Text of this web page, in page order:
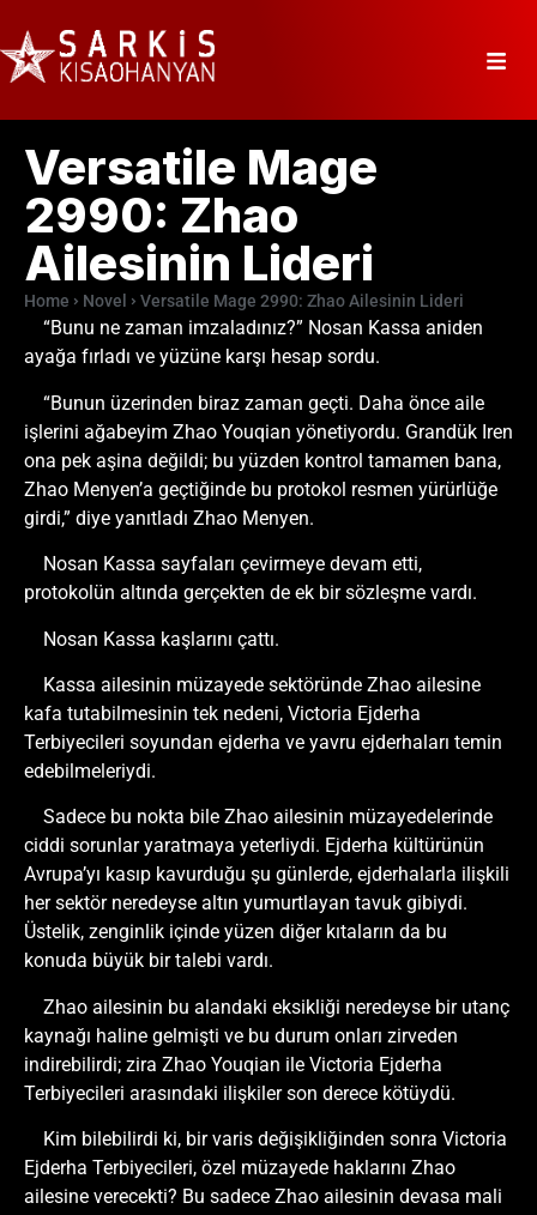
Versatile Mage
2990: Zhao
Ailesinin Lideri
Home Novel Versatile Mage 2990: Zhao Ailesinin Lideri
“Bunu ne zaman imzaladınız?” Nosan Kassa aniden
ayağa fırladı ve yüzüne karşı hesap sordu.
“Bunun üzerinden biraz zaman geçti. Daha önce aile
işlerini ağabeyim Zhao Youqian yönetiyordu. Grandük Iren
ona pek aşina değildi; bu yüzden kontrol tamamen bana,
Zhao Menyen’a geçtiğinde bu protokol resmen yürürlüğe
girdi,” diye yanıtladı Zhao Menyen.
Nosan Kassa sayfaları çevirmeye devam etti,
protokolün altında gerçekten de ek bir sözleşme vardı.
Nosan Kassa kaşlarını çattı.
Kassa ailesinin müzayede sektöründe Zhao ailesine
kafa tutabilmesinin tek nedeni, Victoria Ejderha
Terbiyecileri soyundan ejderha ve yavru ejderhaları temin
edebilmeleriydi.
Sadece bu nokta bile Zhao ailesinin müzayedelerinde
ciddi sorunlar yaratmaya yeterliydi. Ejderha kültürünün
Avrupa’yı kasıp kavurduğu şu günlerde, ejderhalarla ilişkili
her sektör neredeyse altın yumurtlayan tavuk gibiydi.
Üstelik, zenginlik içinde yüzen diğer kıtaların da bu
konuda büyük bir talebi vardı.
Zhao ailesinin bu alandaki eksikliği neredeyse bir utanç
kaynağı haline gelmişti ve bu durum onları zirveden
indirebilirdi; zira Zhao Youqian ile Victoria Ejderha
Terbiyecileri arasındaki ilişkiler son derece kötüydü.
Kim bilebilirdi ki, bir varis değişikliğinden sonra Victoria
Ejderha Terbiyecileri, özel müzayede haklarını Zhao
ailesine verecekti? Bu sadece Zhao ailesinin devasa mali